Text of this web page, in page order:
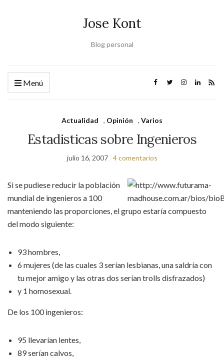
Jose Kont
Blog personal
Menú
Actualidad , Opinión , Varios
Estadisticas sobre Ingenieros
julio 16, 2007 4 comentarios
Si se pudiese reducir la población
mundial de ingenieros a 100
manteniendo las proporciones, el grupo estaría compuesto
del modo siguiente:
93 hombres,
6 mujeres (de las cuales 3 serían lesbianas, una saldría con
tu mejor amigo y las otras dos serían trolls disfrazados)
y 1 homosexual.
De los 100 ingenieros:
95 llevarían lentes,
89 serían calvos,